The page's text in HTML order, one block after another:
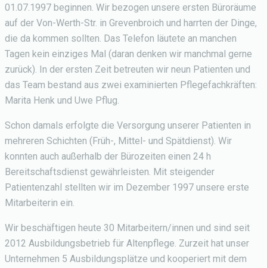
01.07.1997 beginnen. Wir bezogen unsere ersten Büroräume
auf der Von-Werth-Str. in Grevenbroich und harrten der Dinge,
die da kommen sollten. Das Telefon läutete an manchen
Tagen kein einziges Mal (daran denken wir manchmal gerne
zurück). In der ersten Zeit betreuten wir neun Patienten und
das Team bestand aus zwei examinierten Pflegefachkräften:
Marita Henk und Uwe Pflug.
Schon damals erfolgte die Versorgung unserer Patienten in
mehreren Schichten (Früh-, Mittel- und Spätdienst). Wir
konnten auch außerhalb der Bürozeiten einen 24 h
Bereitschaftsdienst gewährleisten. Mit steigender
Patientenzahl stellten wir im Dezember 1997 unsere erste
Mitarbeiterin ein.
Wir beschäftigen heute 30 Mitarbeitern/innen und sind seit
2012 Ausbildungsbetrieb für Altenpflege. Zurzeit hat unser
Unternehmen 5 Ausbildungsplätze und kooperiert mit dem